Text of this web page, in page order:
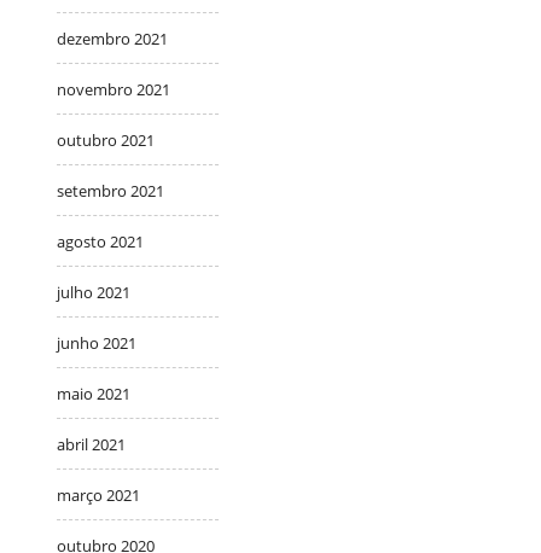
dezembro 2021
novembro 2021
outubro 2021
setembro 2021
agosto 2021
julho 2021
junho 2021
maio 2021
abril 2021
março 2021
outubro 2020